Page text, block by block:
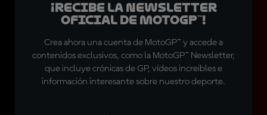
¡Recibe la Newsletter
oficial de MotoGP™!
Crea ahora una cuenta de MotoGP™ y accede a
contenidos exclusivos, como la MotoGP™ Newsletter,
que incluye crónicas de GP, vídeos increíbles e
información interesante sobre nuestro deporte.